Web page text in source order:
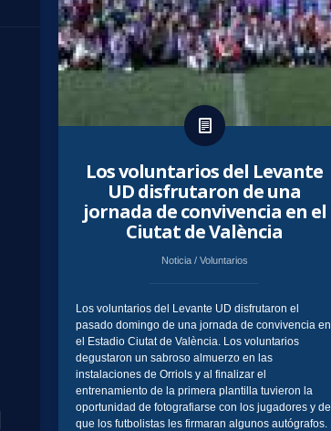
Los voluntarios del Levante
UD disfrutaron de una
jornada de convivencia en el
Ciutat de València
Noticia / Voluntarios
Los voluntarios del Levante UD disfrutaron el
pasado domingo de una jornada de convivencia en
el Estadio Ciutat de València. Los voluntarios
degustaron un sabroso almuerzo en las
instalaciones de Orriols y al finalizar el
entrenamiento de la primera plantilla tuvieron la
oportunidad de fotografiarse con los jugadores y de
que los futbolistas les firmaran algunos autógrafos.